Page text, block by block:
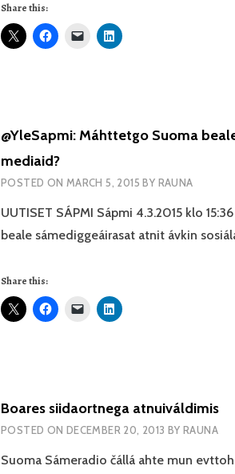
Share this:
@YleSapmi: Máhttetgo Suoma
mediaid?
POSTED ON MARCH 5, 2015 BY RAUNA
UUTISET SÁPMI Sápmi 4.3.2015 klo
beale sámediggeáirasat atnit ávkin
Share this:
Boares siidaortnega atnuiváldimis
POSTED ON DECEMBER 20, 2013 BYRAUNA
Suoma Sámeradio čállá ahte mun